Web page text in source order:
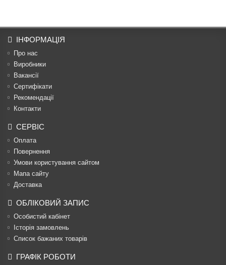
ІНФОРМАЦІЯ
Про нас
Виробники
Вакансії
Сертифікати
Рекомендації
Контакти
СЕРВІС
Оплата
Повернення
Умови користування сайтом
Мапа сайту
Доставка
ОБЛІКОВИЙ ЗАПИС
Особистий кабінет
Історія замовлень
Список бажаних товарів
ГРАФІК РОБОТИ